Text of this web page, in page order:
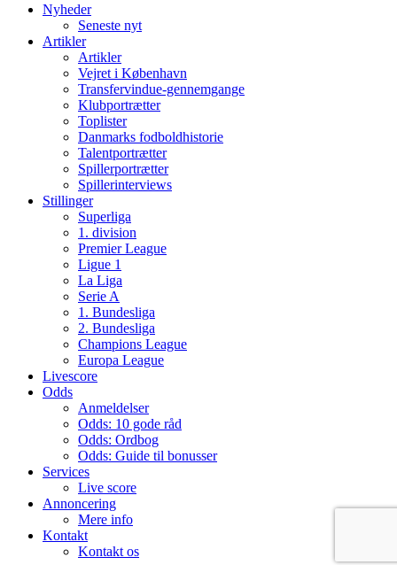
Nyheder
Seneste nyt
Artikler
Artikler
Vejret i København
Transfervindue-gennemgange
Klubportrætter
Toplister
Danmarks fodboldhistorie
Talentportrætter
Spillerportrætter
Spillerinterviews
Stillinger
Superliga
1. division
Premier League
Ligue 1
La Liga
Serie A
1. Bundesliga
2. Bundesliga
Champions League
Europa League
Livescore
Odds
Anmeldelser
Odds: 10 gode råd
Odds: Ordbog
Odds: Guide til bonusser
Services
Live score
Annoncering
Mere info
Kontakt
Kontakt os